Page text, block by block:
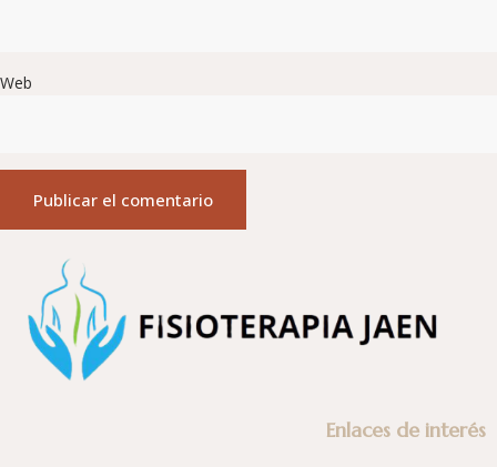
Web
Enlaces de interés